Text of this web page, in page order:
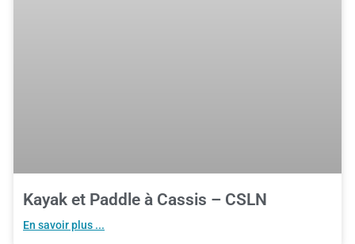
Kayak et Paddle à Cassis – CSLN
En savoir plus ...